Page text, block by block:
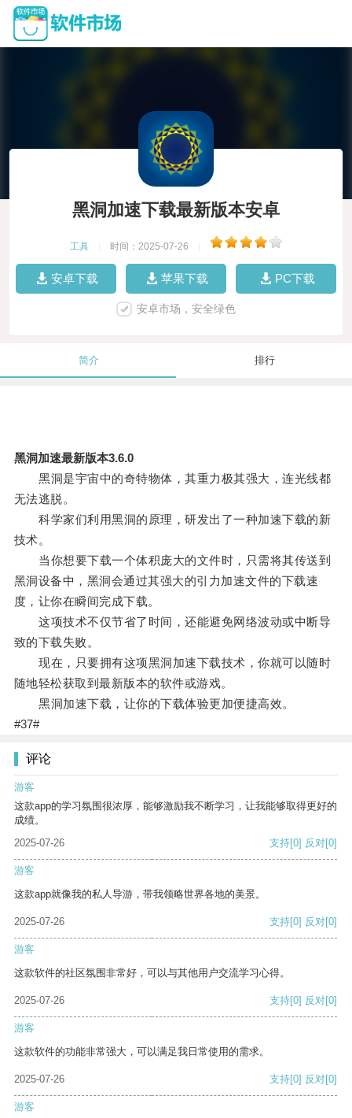
黑洞加速下载最新版本安卓
工具 时间：2025-07-26
安卓下载 苹果下载 PC下载
安卓市场，安全绿色
简介 排行
黑洞加速最新版本3.6.0
黑洞是宇宙中的奇特物体，其重力极其强大，连光线都
无法逃脱。
科学家们利用黑洞的原理，研发出了一种加速下载的新
技术。
当你想要下载一个体积庞大的文件时，只需将其传送到
黑洞设备中，黑洞会通过其强大的引力加速文件的下载速
度，让你在瞬间完成下载。
这项技术不仅节省了时间，还能避免网络波动或中断导
致的下载失败。
现在，只要拥有这项黑洞加速下载技术，你就可以随时
随地轻松获取到最新版本的软件或游戏。
黑洞加速下载，让你的下载体验更加便捷高效。
#37#
评论
游客
这款app的学习氛围很浓厚，能够激励我不断学习，让我能够取得更好的
成绩。
2025-07-26
支持[0] 反对[0]
游客
这款app就像我的私人导游，带我领略世界各地的美景。
2025-07-26 支持[0] 反对[0]
游客
这款软件的社区氛围非常好，可以与其他用户交流学习心得。
2025-07-26 支持[0] 反对[0]
游客
这款软件的功能非常强大，可以满足我日常使用的需求。
2025-07-26 支持[0] 反对[0]
游客